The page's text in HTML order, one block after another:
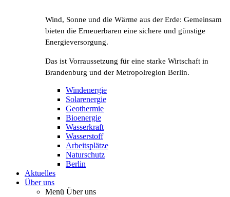
Wind, Sonne und die Wärme aus der Erde: Gemeinsam
bieten die Erneuerbaren eine sichere und günstige
Energieversorgung.
Das ist Vorraussetzung für eine starke Wirtschaft in
Brandenburg und der Metropolregion Berlin.
Windenergie
Solarenergie
Geothermie
Bioenergie
Wasserkraft
Wasserstoff
Arbeitsplätze
Naturschutz
Berlin
Aktuelles
Über uns
Menü Über uns